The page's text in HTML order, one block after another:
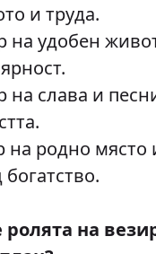
и труда.
на удобен
на слава и
на родно място
ролята на